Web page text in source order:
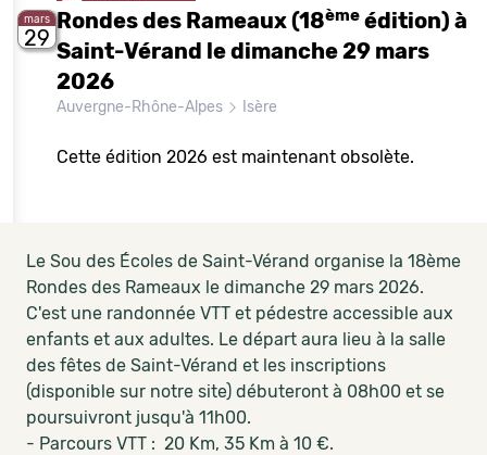
mars
29
Rondes des Rameaux (18ème édition) à
Saint-Vérand le dimanche 29 mars
2026
Auvergne-Rhône-Alpes Isère
Cette édition 2026 est maintenant obsolète.
Le Sou des Écoles de Saint-Vérand organise la 18ème
Rondes des Rameaux le dimanche 29 mars 2026.
C'est une randonnée VTT et pédestre accessible aux
enfants et aux adultes. Le départ aura lieu à la salle
des fêtes de Saint-Vérand et les inscriptions
(disponible sur notre site) débuteront à 08h00 et se
poursuivront jusqu'à 11h00.
- Parcours VTT : 20 Km, 35 Km à 10 €.